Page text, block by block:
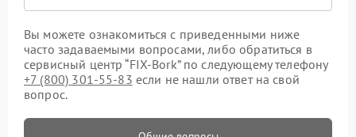
Вы можете ознакомиться с приведенными ниже
часто задаваемыми вопросами, либо обратиться в
сервисный центр “FIX-Bork” по следующему телефону
+7 (800) 301-55-83 если не нашли ответ на свой
вопрос.